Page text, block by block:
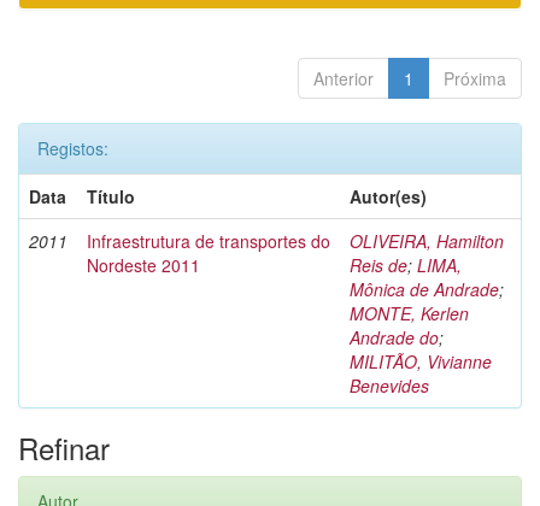
Anterior 1 Próxima
Registos:
Data
Título
Autor(es)
2011
Infraestrutura de transportes do
Nordeste 2011
OLIVEIRA, Hamilton
Reis de; LIMA,
Mônica de Andrade;
MONTE, Kerlen
Andrade do;
MILITÃO, Vivianne
Benevides
Refinar
Autor